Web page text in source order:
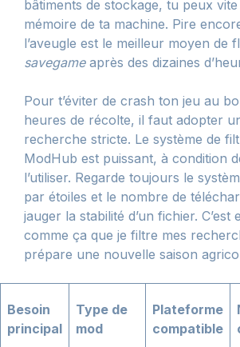
bâtiments de stockage, tu peux
mémoire de ta machine. Pire
l’aveugle est le meilleur moyen de
savegameaprès des dizaines
Pour t’éviter de crash ton jeu au
heures de récolte, il faut adopter
recherche stricte. Le système de
ModHub est puissant, à condition
l’utiliser. Regarde toujours le
par étoiles et le nombre de
jauger la stabilité d’un fichier. C’est
comme ça que je filtre mes
prépare une nouvelle saison
Besoin
principal
Type de
mod
Plateforme
compatible